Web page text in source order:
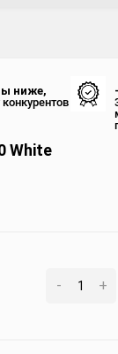
ниже,
White
- +